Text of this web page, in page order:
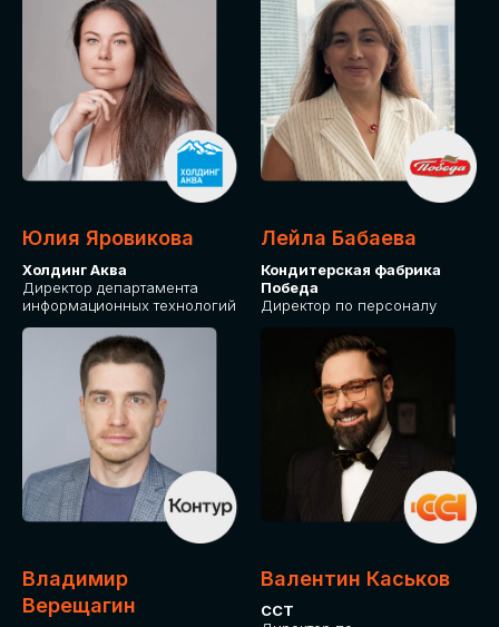
Юлия Яровикова
Холдинг Аква
Директор департамента
информационных технологий
Лейла Бабаева
Кондитерская фабрика
Победа
Директор по персоналу
Владимир
Верещагин
Валентин Каськов
ССТ